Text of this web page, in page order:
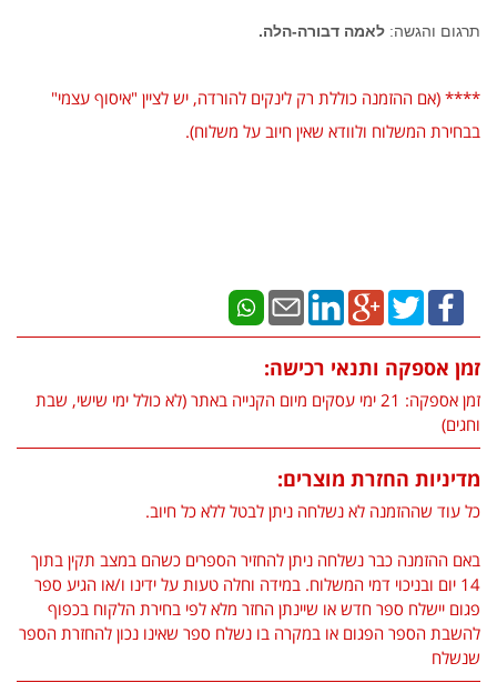
תרגום והגשה: לאמה דבורה-הלה.
**** (אם ההזמנה כוללת רק לינקים להורדה, יש לציין "איסוף עצמי"
בבחירת המשלוח ולוודא שאין חיוב על משלוח).
זמן אספקה ותנאי רכישה:
זמן אספקה: 21 ימי עסקים מיום הקנייה באתר (לא כולל ימי שישי, שבת
וחגים)
מדיניות החזרת מוצרים:
כל עוד שההזמנה לא נשלחה ניתן לבטל ללא כל חיוב.
באם ההזמנה כבר נשלחה ניתן להחזיר הספרים כשהם במצב תקין בתוך
14 יום ובניכוי דמי המשלוח. במידה וחלה טעות על ידינו ו/או הגיע ספר
פגום יישלח ספר חדש או שיינתן החזר מלא לפי בחירת הלקוח בכפוף
להשבת הספר הפגום או במקרה בו נשלח ספר שאינו נכון להחזרת הספר
שנשלח